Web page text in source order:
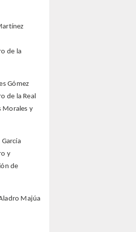
de la
Gómez
de la Real
Morales y
García
y
de
Majúa